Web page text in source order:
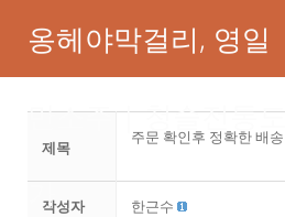
content옹헤야막걸리, 영일
만소주 | 청슬전통
가
문의게시판
제목
주문 확인후 정확한 배
작성자 한근수